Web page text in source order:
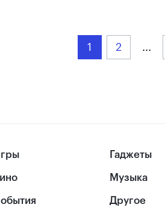
1 2 ...
Гаджеты
Музыка
Другое